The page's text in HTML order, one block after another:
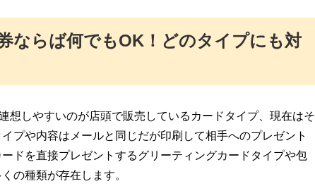
ならば何でもOK！どのタイプにも対
想しやすいのが店頭で販売しているカードタイプ、現在はそ
プや内容はメールと同じだが印刷して相手へのプレゼント
ドを直接プレゼントするグリーティングカードタイプや包
の種類が存在します。